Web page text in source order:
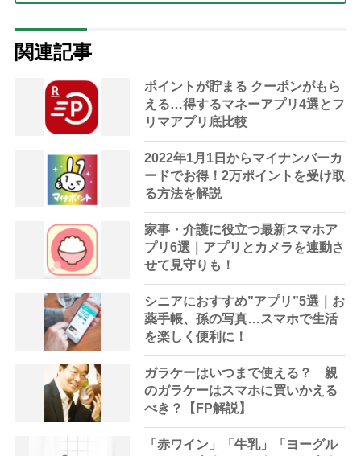
関連記事
ポイントが貯まる クーポンがもら
える…得するマネーアプリ4選とフ
リマアプリ底比較
2022年1月1日からマイナンバーカ
ードでお得！2万ポイントを受け取
る方法を解説
家事・介護に役立つ最新スマホア
プリ6選｜アプリとカメラを連動さ
せて見守りも！
シニアにおすすめ”アプリ”5選｜お
薬手帳、孫の写真…スマホで生活
を楽しく便利に！
ガラケーはいつまで使える？ 親
のガラケーはスマホに買いかえる
べき？【FP解説】
「赤ワイン」「牛乳」「ヨーグル